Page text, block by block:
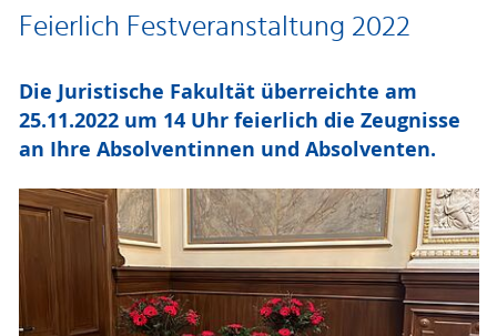
Feierlich Festveranstaltung 2022
Die Juristische Fakultät überreichte am
25.11.2022 um 14 Uhr feierlich die Zeugnisse
an Ihre Absolventinnen und Absolventen.